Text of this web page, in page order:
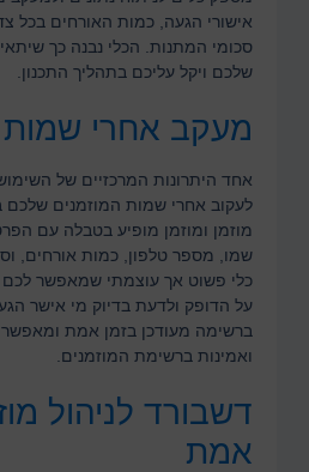
אישורי הגעה, כמות האורחים בכל
סכומי המתנות. הכלי נבנה כך
שלכם ויקל עליכם בתהליך התכנון.
מעקב אחרי שמות
אחד היתרונות המרכזיים של
לעקוב אחרי שמות המוזמנים שלכם
מוזמן ומוזמן מופיע בטבלה עם
שמו, מספר טלפון, כמות אורחים,
כלי פשוט אך עוצמתי שמאפשר
על הדופק ולדעת בדיוק מי אישר
ברשימה מעודכן בזמן אמת ומאפשר
ואמינות ברשימת המוזמנים.
דשבורד לניהול
אמת